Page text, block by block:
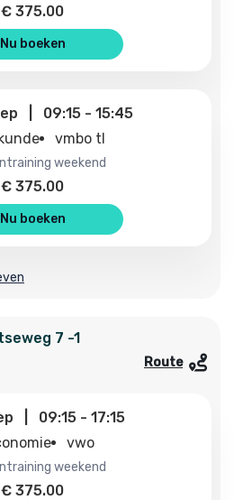
€ 375.00
Nu boeken
09:15- 15:45
vmbo tl
weekend
€ 375.00
Nu boeken
7 -1
Route
09:15 - 17:15
vwo
weekend
€ 375.00